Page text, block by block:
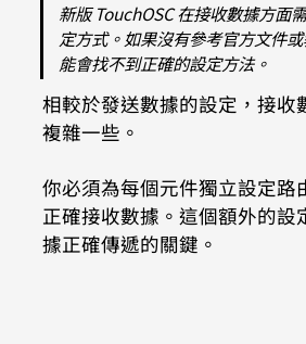
新版 TouchOSC 在接收數據方面
定方式。如果沒有參考官方文件
能會找不到正確的設定方法。
相較於發送數據的設定，接收
複雜一些。
你必須為每個元件獨立設定路
正確接收數據。這個額外的設
據正確傳遞的關鍵。